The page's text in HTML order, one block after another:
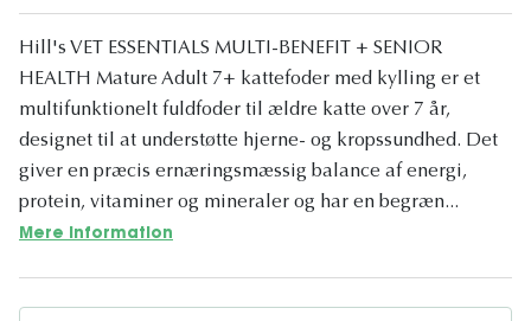
Hill's VET ESSENTIALS MULTI-BENEFIT + SENIOR
HEALTH Mature Adult 7+ kattefoder med kylling er et
multifunktionelt fuldfoder til ældre katte over 7 år,
designet til at understøtte hjerne- og kropssundhed. Det
giver en præcis ernæringsmæssig balance af energi,
protein, vitaminer og mineraler og har en begræn...
Mere information